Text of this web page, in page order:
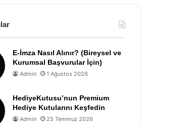
E-İmza Nasıl Alınır? (Bireysel ve
Kurumsal Başvurular İçin)
Admin 1 Ağustos 2026
HediyeKutusu’nun Premium
Hediye Kutularını Keşfedin
Admin 25 Temmuz 2026